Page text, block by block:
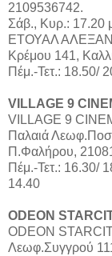
2109536742.
Σάβ., Κυρ.: 17.20
ΕΤΟΥΑΛ
Κρέμου 141,
Πέμ.-Τετ.: 18.50/
VILLAGE 9
VILLAGE 9
Παλαιά
Π.Φαλήρου,
Πέμ.-Τετ.: 16.30/
14.40
ODEON
ODEON
Λεωφ.Συγγρού